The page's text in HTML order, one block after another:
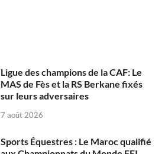
Ligue des champions de la CAF: Le
MAS de Fès et la RS Berkane fixés
sur leurs adversaires
7 août 2026
Sports Équestres : Le Maroc qualifié